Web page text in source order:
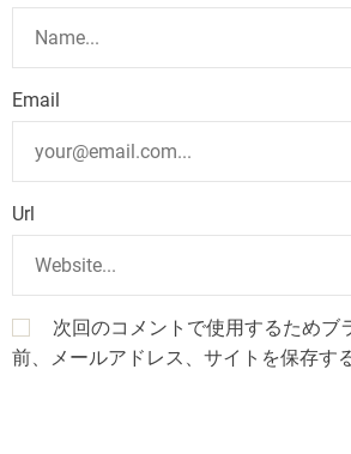
Email
Url
次回のコメントで使用するためブ
前、メールアドレス、サイトを保存する